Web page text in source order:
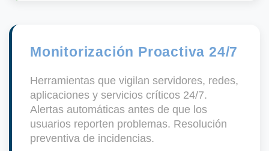
Monitorización Proactiva 24/7
Herramientas que vigilan servidores, redes,
aplicaciones y servicios críticos 24/7.
Alertas automáticas antes de que los
usuarios reporten problemas. Resolución
preventiva de incidencias.